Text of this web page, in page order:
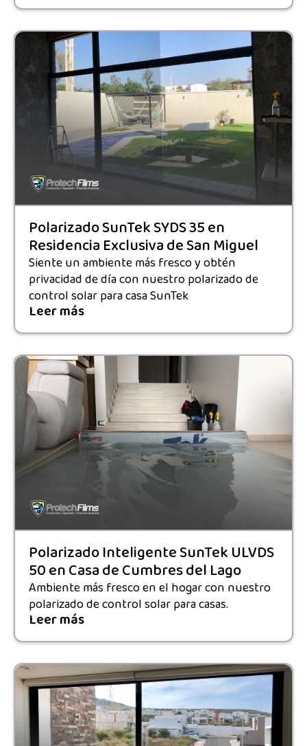
Polarizado SunTek SYDS 35 en
Residencia Exclusiva de San Miguel
Siente un ambiente más fresco y obtén
privacidad de día con nuestro polarizado de
control solar para casa SunTek
Leer más
Polarizado Inteligente SunTek ULVDS
50 en Casa de Cumbres del Lago
Ambiente más fresco en el hogar con nuestro
polarizado de control solar para casas.
Leer más